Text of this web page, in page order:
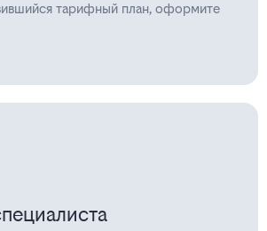
тарифный план, оформите